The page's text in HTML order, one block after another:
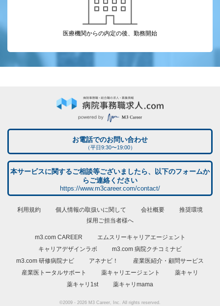
医療機関からの内定の後、勤務開始
お電話でのお問い合わせ
（平日9:30〜19:00）
本サービスに関するご相談等ございましたら、以下のフォームか
らご連絡ください
https://www.m3career.com/contact/
利用規約 個人情報の取扱いに関して 会社概要
推奨環境
採用ご担当者様へ
m3.com CAREER
エムスリーキャリアエージェント
キャリアデザインラボ
m3.com 病院クチコミナビ
m3.com 研修病院ナビ
アネナビ！
産業医紹介・顧問サービス
産業医トータルサポート
薬キャリエージェント
薬キャリ
薬キャリ1st
薬キャリmama
©2009 - 2026 M3 Career, Inc. All rights reserved.